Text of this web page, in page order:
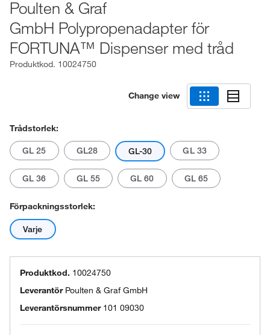
Poulten & Graf
GmbH Polypropenadapter för
FORTUNA™ Dispenser med tråd
Produktkod. 10024750
Change view
Trådstorlek:
GL 25 GL28 GL-30 GL 33
GL 36 GL 55 GL 60 GL 65
Förpackningsstorlek:
Varje
Produktkod. 10024750
Leverantör Poulten & Graf GmbH
Leverantörsnummer 101 09030